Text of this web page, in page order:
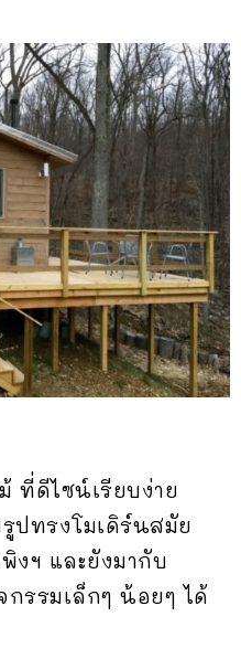
ที่ดีไซน์เรียบง่าย
ปทรงโมเดิร์นสมัย
งฯ และยังมากับ
รรมเล็กๆ น้อยๆ ได้